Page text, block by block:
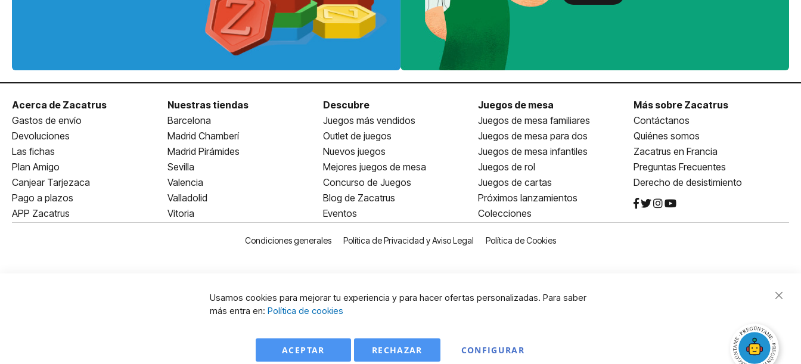
Acerca de Zacatrus
Gastos de envío
Devoluciones
Las fichas
Plan Amigo
Canjear Tarjezaca
Pago a plazos
APP Zacatrus
Nuestras tiendas
Barcelona
Madrid Chamberí
Madrid Pirámides
Sevilla
Valencia
Valladolid
Vitoria
Descubre
Juegos más vendidos
Outlet de juegos
Nuevos juegos
Mejores juegos de mesa
Concurso de Juegos
Blog de Zacatrus
Eventos
Juegos de mesa
Juegos de mesa familiares
Juegos de mesa para dos
Juegos de mesa infantiles
Juegos de rol
Juegos de cartas
Próximos lanzamientos
Colecciones
Más sobre Zacatrus
Contáctanos
Quiénes somos
Zacatrus en Francia
Preguntas Frecuentes
Derecho de desistimiento
Condiciones generales Política de Privacidad y Aviso Legal Política de Cookies
Usamos cookies para mejorar tu experiencia y para hacer ofertas personalizadas. Para saber
más entra en: Política de cookies
ACEPTAR CONFIGURAR
RECHAZAR